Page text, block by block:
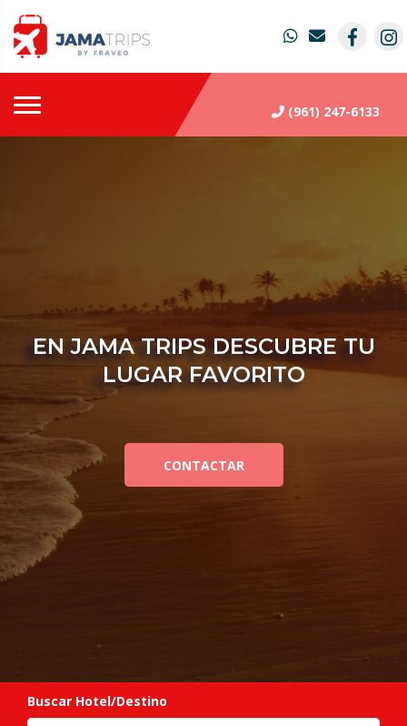
(961) 247-6133
ENJAMA TRIPS DESCUBRE TU
LUGAR FAVORITO
CONTACTAR
Buscar Hotel/Destino